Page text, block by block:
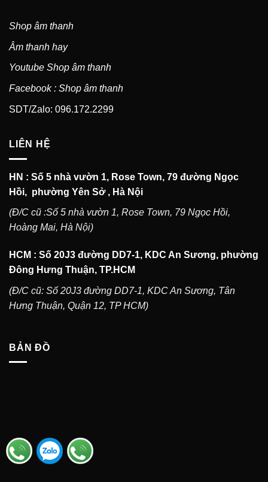
Shop âm thanh
Âm thanh hay
Youtube Shop âm thanh
Facebook : Shop âm thanh
SDT/Zalo: 096.172.2299
LIÊN HỆ
HN : Số 5 nhà vườn 1, Rose Town, 79 đường Ngọc
Hồi, phường Yên Sở , Hà Nội
(Đ/C cũ :Số 5 nhà vườn 1, Rose Town, 79 Ngọc Hồi,
Hoàng Mai, Hà Nội)
HCM : Số 20J3 đường DD7-1, KDC An Sương, phường
Đông Hưng Thuận, TP.HCM
(Đ/C cũ: Số 20J3 đường DD7-1, KDC An Sương, Tân
Hưng Thuận, Quận 12, TP HCM)
BẢN ĐỒ